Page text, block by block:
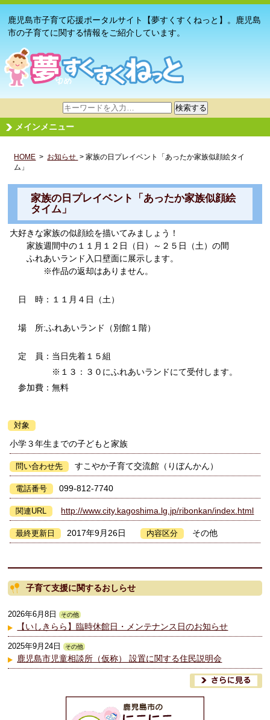
鹿児島市子育て応援ポータルサイト【夢すくすくねっと】。鹿児島
市の子育てに関する情報をご紹介しています。
サ
イ
ト
検
検索する
メインメニュー
HOME > お知らせ > 家族の日プレイベント「あったか家族似顔絵タイ
ム」
家族の日プレイベント「あったか家族似顔絵
タイム」
大好きな家族の似顔絵を描いてみましょう！
家族週間中の１１月１２日（日）～２５日（土）の間
ふれあいランド入口壁面に展示します。
※作品の返却はありません。
日 時：１１月４日（土）
場 所:ふれあいランド（別館１階）
定 員：当日先着１５組
※１３：３０にふれあいランドにて受付します。
参加費：無料
対象
小学３年生までの子どもと家族
問い合わせ先 すこやか子育て交流館（りぼんかん）
電話番号 099-812-7740
関連URL http://www.city.kagoshima.lg.jp/ribonkan/index.html
最終更新日 2017年9月26日 内容区分 その他
子育て支援に関するおしらせ
2026年6月8日 その他
【いしきらら】臨時休館日・メンテナンス日のお知らせ
2025年9月24日 その他
鹿児島市児童相談所（仮称） 設置に関する住民説明会